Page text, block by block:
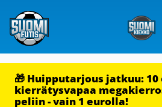
🎁 Huipputarjous jatkuu: 10
kierrätysvapaa
peliin - vain 1 eurolla!